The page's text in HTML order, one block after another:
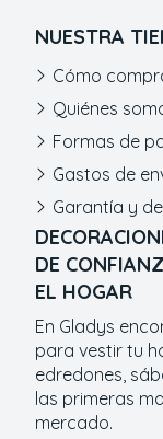
DE
EL HOGAR
En Gladys
para vestir tu
edredones,
las primeras
mercado.
NUESTRA
Cómo
Quiénes
Formas de
Gastos de
Garantía y